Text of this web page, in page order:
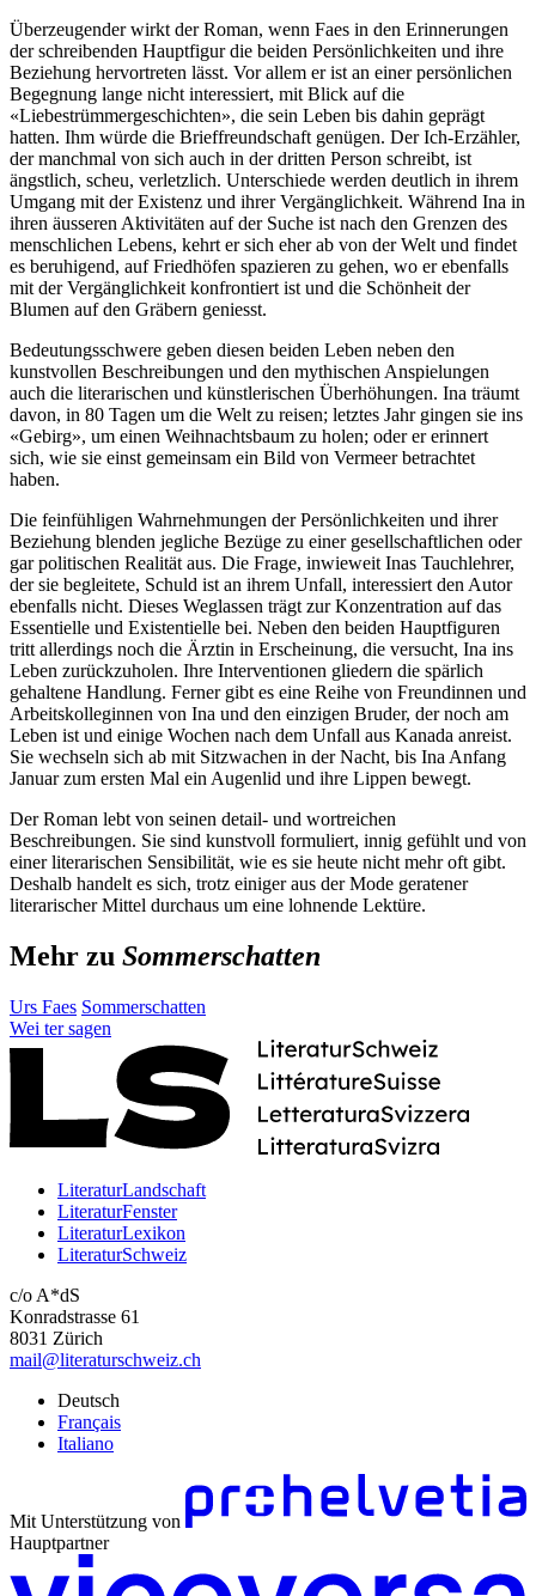
Überzeugender wirkt der Roman, wenn Faes in den Erinnerungen
der schreibenden Hauptfigur die beiden Persönlichkeiten und ihre
Beziehung hervortreten lässt. Vor allem er ist an einer persönlichen
Begegnung lange nicht interessiert, mit Blick auf die
«Liebestrümmergeschichten», die sein Leben bis dahin geprägt
hatten. Ihm würde die Brieffreundschaft genügen. Der Ich-Erzähler,
der manchmal von sich auch in der dritten Person schreibt, ist
ängstlich, scheu, verletzlich. Unterschiede werden deutlich in ihrem
Umgang mit der Existenz und ihrer Vergänglichkeit. Während Ina in
ihren äusseren Aktivitäten auf der Suche ist nach den Grenzen des
menschlichen Lebens, kehrt er sich eher ab von der Welt und findet
es beruhigend, auf Friedhöfen spazieren zu gehen, wo er ebenfalls
mit der Vergänglichkeit konfrontiert ist und die Schönheit der
Blumen auf den Gräbern geniesst.
Bedeutungsschwere geben diesen beiden Leben neben den
kunstvollen Beschreibungen und den mythischen Anspielungen
auch die literarischen und künstlerischen Überhöhungen. Ina träumt
davon, in 80 Tagen um die Welt zu reisen; letztes Jahr gingen sie ins
«Gebirg», um einen Weihnachtsbaum zu holen; oder er erinnert
sich, wie sie einst gemeinsam ein Bild von Vermeer betrachtet
haben.
Die feinfühligen Wahrnehmungen der Persönlichkeiten und ihrer
Beziehung blenden jegliche Bezüge zu einer gesellschaftlichen oder
gar politischen Realität aus. Die Frage, inwieweit Inas Tauchlehrer,
der sie begleitete, Schuld ist an ihrem Unfall, interessiert den Autor
ebenfalls nicht. Dieses Weglassen trägt zur Konzentration auf das
Essentielle und Existentielle bei. Neben den beiden Hauptfiguren
tritt allerdings noch die Ärztin in Erscheinung, die versucht, Ina ins
Leben zurückzuholen. Ihre Interventionen gliedern die spärlich
gehaltene Handlung. Ferner gibt es eine Reihe von Freundinnen und
Arbeitskolleginnen von Ina und den einzigen Bruder, der noch am
Leben ist und einige Wochen nach dem Unfall aus Kanada anreist.
Sie wechseln sich ab mit Sitzwachen in der Nacht, bis Ina Anfang
Januar zum ersten Mal ein Augenlid und ihre Lippen bewegt.
Der Roman lebt von seinen detail- und wortreichen
Beschreibungen. Sie sind kunstvoll formuliert, innig gefühlt und von
einer literarischen Sensibilität, wie es sie heute nicht mehr oft gibt.
Deshalb handelt es sich, trotz einiger aus der Mode geratener
literarischer Mittel durchaus um eine lohnende Lektüre.
Mehr zu Sommerschatten
Urs Faes Sommerschatten
Wei ter sagen
LiteraturLandschaft
LiteraturFenster
LiteraturLexikon
LiteraturSchweiz
c/o A*dS
Konradstrasse 61
8031 Zürich
mail@literaturschweiz.ch
Deutsch
Français
Italiano
Mit Unterstützung von
Hauptpartner